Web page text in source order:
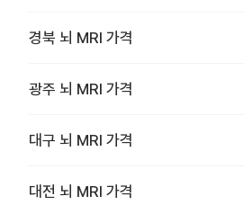
경북 뇌 MRI 가격
광주 뇌 MRI 가격
대구 뇌 MRI 가격
대전 뇌 MRI 가격